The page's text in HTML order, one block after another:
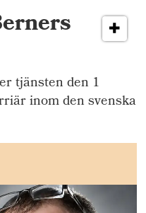
tjänsten den 1
inom den svenska